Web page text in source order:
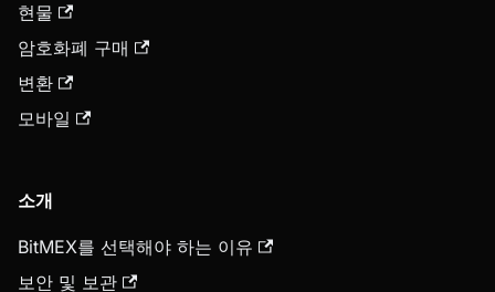
현물
암호화폐 구매
변환
모바일
소개
BitMEX를 선택해야 하는 이유
보안 및 보관